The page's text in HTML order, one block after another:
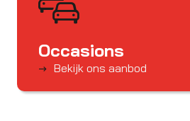
Occasions
Bekijk ons aanbod